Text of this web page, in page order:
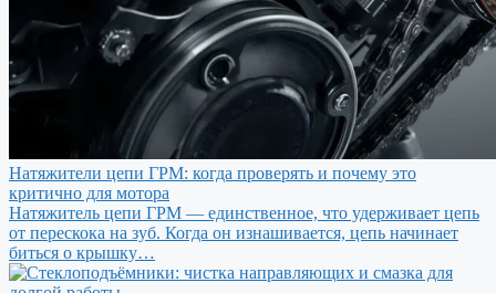
Натяжители цепи ГРМ: когда проверять и почему это
критично для мотора
Натяжитель цепи ГРМ — единственное, что удерживает цепь
от перескока на зуб. Когда он изнашивается, цепь начинает
биться о крышку…